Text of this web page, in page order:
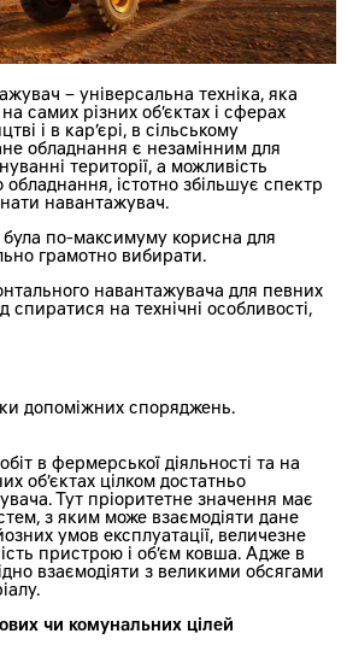
– універсальна техніка, яка
самих різних об’єктах і сферах
і в кар’єрі, в сільському
обладнання є незамінним для
території, а можливість
істотно збільшує спектр
навантажувач.
була по-максимуму корисна для
грамотно вибирати.
навантажувача для певних
спиратися на технічні особливості,
допоміжних споряджень.
в фермерської діяльності та на
об’єктах цілком достатньо
Тут пріоритетне значення має
з яким може взаємодіяти дане
умов експлуатації, величезне
пристрою і об’єм ковша. Адже в
взаємодіяти з великими обсягами
чи комунальних цілей